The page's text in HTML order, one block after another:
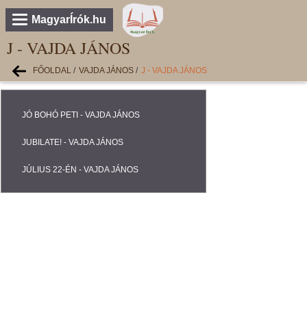
MagyarÍrók.hu
J - VAJDA JÁNOS
FŐOLDAL / VAJDA JÁNOS / J - VAJDA JÁNOS
JÓ BOHÓ PETI - VAJDA JÁNOS
JUBILATE! - VAJDA JÁNOS
JÚLIUS 22-ÉN - VAJDA JÁNOS